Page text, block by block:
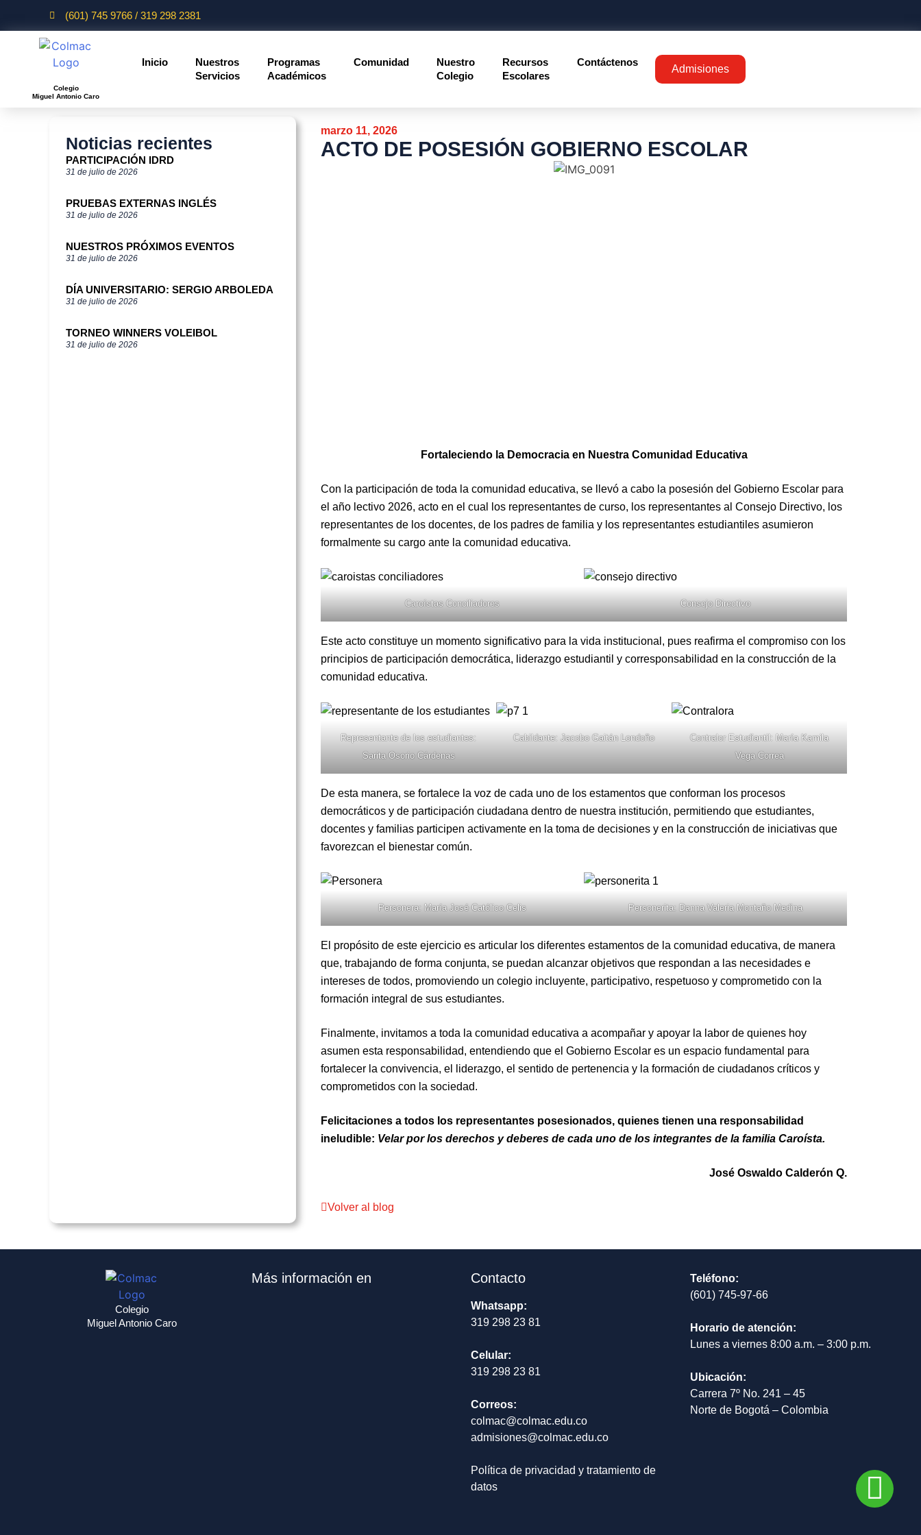
(601) 745 9766 / 319 298 2381
Colegio
Miguel Antonio Caro
Inicio
Nuestros
Servicios
Programas
Académicos
Comunidad
Nuestro
Colegio
Recursos
Escolares
Contáctenos
Admisiones
Noticias recientes
PARTICIPACIÓN IDRD
31 de julio de 2026
PRUEBAS EXTERNAS INGLÉS
31 de julio de 2026
NUESTROS PRÓXIMOS EVENTOS
31 de julio de 2026
DÍA UNIVERSITARIO: SERGIO ARBOLEDA
31 de julio de 2026
TORNEO WINNERS VOLEIBOL
31 de julio de 2026
marzo 11, 2026
ACTO DE POSESIÓN GOBIERNO ESCOLAR
Fortaleciendo la Democracia en Nuestra Comunidad Educativa
Con la participación de toda la comunidad educativa, se llevó a cabo la posesión del Gobierno Escolar para
el año lectivo 2026, acto en el cual los representantes de curso, los representantes al Consejo Directivo, los
representantes de los docentes, de los padres de familia y los representantes estudiantiles asumieron
formalmente su cargo ante la comunidad educativa.
Caroístas Conciliadores Consejo Directivo
Este acto constituye un momento significativo para la vida institucional, pues reafirma el compromiso con los
principios de participación democrática, liderazgo estudiantil y corresponsabilidad en la construcción de la
comunidad educativa.
Representante de los estudiantes:
Sarita Osorio Cárdenas
Cabildante: Jacobo Gaitán Londoño
Contralor Estudiantil: María Kamila
Vega Correa
De esta manera, se fortalece la voz de cada uno de los estamentos que conforman los procesos
democráticos y de participación ciudadana dentro de nuestra institución, permitiendo que estudiantes,
docentes y familias participen activamente en la toma de decisiones y en la construcción de iniciativas que
favorezcan el bienestar común.
Personera: María José Católico Celis Personerita: Danna Valeria Montaño Medina
El propósito de este ejercicio es articular los diferentes estamentos de la comunidad educativa, de manera
que, trabajando de forma conjunta, se puedan alcanzar objetivos que respondan a las necesidades e
intereses de todos, promoviendo un colegio incluyente, participativo, respetuoso y comprometido con la
formación integral de sus estudiantes.
Finalmente, invitamos a toda la comunidad educativa a acompañar y apoyar la labor de quienes hoy
asumen esta responsabilidad, entendiendo que el Gobierno Escolar es un espacio fundamental para
fortalecer la convivencia, el liderazgo, el sentido de pertenencia y la formación de ciudadanos críticos y
comprometidos con la sociedad.
Felicitaciones a todos los representantes posesionados, quienes tienen una responsabilidad
ineludible: Velar por los derechos y deberes de cada uno de los integrantes de la familia Caroísta.
José Oswaldo Calderón Q.
Volver al blog
Colegio
Miguel Antonio Caro
Más información en Contacto
Whatsapp:
319 298 23 81
Celular:
319 298 23 81
Correos:
colmac@colmac.edu.co
admisiones@colmac.edu.co
Política de privacidad y tratamiento de
datos
Teléfono:
(601) 745-97-66
Horario de atención:
Lunes a viernes 8:00 a.m. – 3:00 p.m.
Ubicación:
Carrera 7º No. 241 – 45
Norte de Bogotá – Colombia